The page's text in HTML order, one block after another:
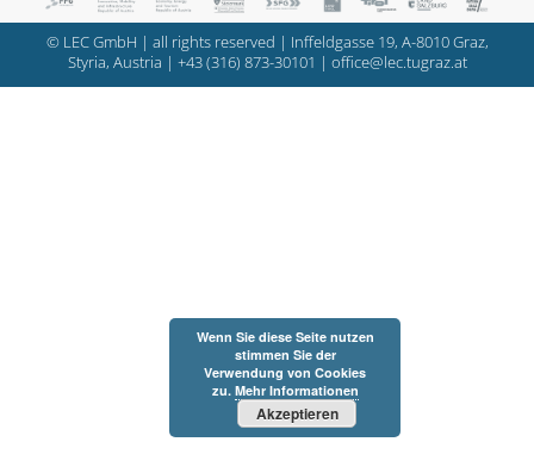
© LEC GmbH | all rights reserved | Inffeldgasse 19, A-8010 Graz,
Styria, Austria | +43 (316) 873-30101 | office@lec.tugraz.at
Wenn Sie diese Seite nutzen
stimmen Sie der
Verwendung von Cookies
zu. Mehr Informationen
Akzeptieren